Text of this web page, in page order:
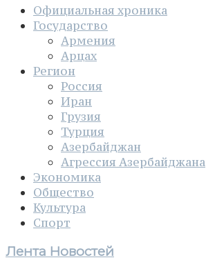
Официальная хроника
Государство
Армения
Арцах
Регион
Россия
Иран
Грузия
Турция
Азербайджан
Агрессия Азербайджана
Экономика
Общество
Культура
Спорт
Лента Новостей